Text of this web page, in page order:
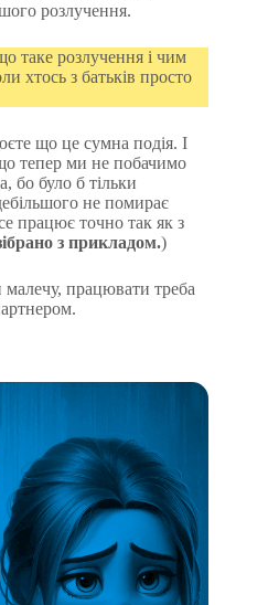
розлучення.
таке розлучення і чим
хтось з батьків просто
що це сумна подія. І
тепер ми не побачимо
бо було б тільки
не помирає
працює точно так як з
з прикладом.)
працювати треба